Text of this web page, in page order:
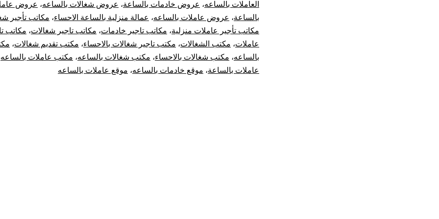
العاملات بالساعه، عروض خادمات بالساعة، عروض شغالات بالساعه، عروض
بالساعة، عروض عاملات بالساعه، عمالة منزلية بالساعة الاحساء، مكاتب تأجير
مكاتب تأجير عاملات منزلية، مكاتب تاجير خادمات، مكاتب تاجير شغالات، مكاتب
عاملات، مكتب الشغالات، مكتب تاجير شغالات بالاحساء، مكتب تقديم شغالات،
بالساعه، مكتب شغالات بالاحساء، مكتب شغالات بالساعه، مكتب عاملات بالساعه
عاملات بالساعة، موقع خادمات بالساعه، موقع عاملات بالساعه